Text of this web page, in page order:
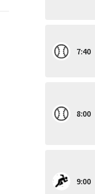
7:40
8:00
9:00